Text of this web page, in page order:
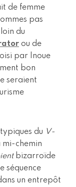
de femme
pas
du
ou de
par Inoue
bon
seraient
du V-
mi-chemin
bizarroïde
séquence
un entrepôt